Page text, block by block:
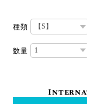
種類
数量